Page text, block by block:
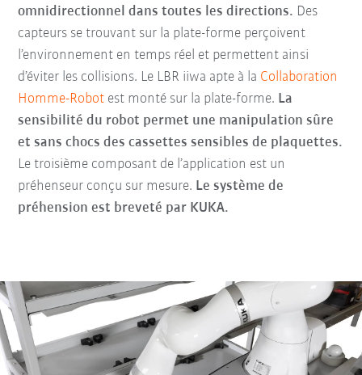
omnidirectionnel dans toutes les directions. Des
capteurs se trouvant sur la plate-forme perçoivent
l’environnement en temps réel et permettent ainsi
d’éviter les collisions. Le LBR iiwa apte à la Collaboration
Homme-Robot est monté sur la plate-forme. La
sensibilité du robot permet une manipulation sûre
et sans chocs des cassettes sensibles de plaquettes.
Le troisième composant de l’application est un
préhenseur conçu sur mesure. Le système de
préhension est breveté par KUKA.